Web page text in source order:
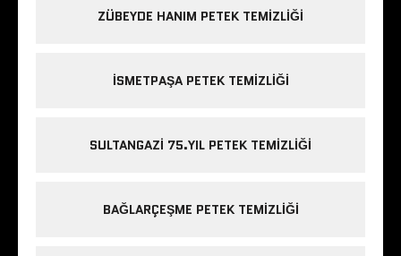
ZÜBEYDE HANIM PETEK TEMIZLIĞI
ISMETPAŞA PETEK TEMIZLIĞI
SULTANGAZI 75.YIL PETEK TEMIZLIĞI
BAĞLARÇEŞME PETEK TEMIZLIĞI